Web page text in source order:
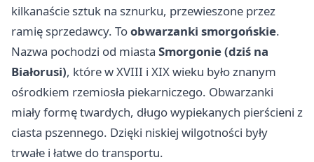
kilkanaście sztuk na sznurku, przewieszone przez
ramię sprzedawcy. Toobwarzanki smorgońskie.
Nazwa pochodzi od miasta Smorgonie (dziś na
Białorusi), które w XVIII i XIX wieku było znanym
ośrodkiem rzemiosła piekarniczego. Obwarzanki
miały formę twardych, długo wypiekanych pierścieni z
ciasta pszennego. Dzięki niskiej wilgotności były
trwałe i łatwe do transportu.